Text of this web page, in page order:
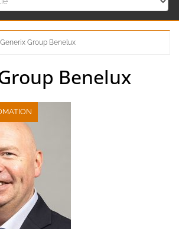
Generix Group Benelux
Benelux